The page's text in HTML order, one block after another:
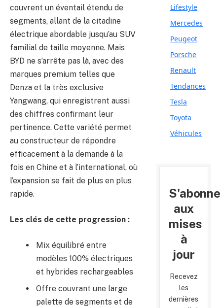
couvrent un éventail étendu de
segments, allant de la citadine
électrique abordable jusqu’au SUV
familial de taille moyenne. Mais
BYD ne s’arrête pas là, avec des
marques premium telles que
Denza et la très exclusive
Yangwang, qui enregistrent aussi
des chiffres confirmant leur
pertinence. Cette variété permet
au constructeur de répondre
efficacement à la demande à la
fois en Chine et à l’international, où
l’expansion se fait de plus en plus
rapide.
Les clés de cette progression :
Mix équilibré entre
modèles 100% électriques
et hybrides rechargeables
Offre couvrant une large
palette de segments et de
Lifestyle
Mercedes
Peugeot
Porsche
Renault
Tendances
Tesla
Toyota
Véhicules
aux
mises
à
jour
Recevez
les
dernières